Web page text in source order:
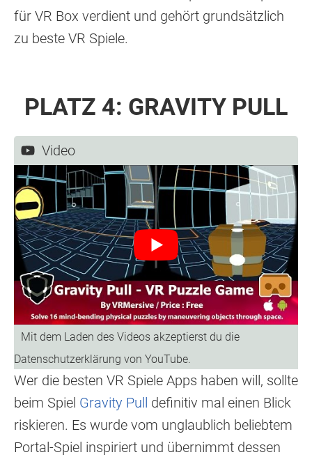
für VR Box verdient und gehört grundsätzlich
zu beste VR Spiele.
PLATZ 4: GRAVITY PULL
Video
Wer die besten VR Spiele Apps haben will, sollte
beim Spiel Gravity Pull definitiv mal einen Blick
riskieren. Es wurde vom unglaublich beliebtem
Portal-Spiel inspiriert und übernimmt dessen